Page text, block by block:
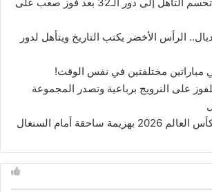
الرأس الأخضر يكتب التاريخ ويتأهل لدور
مباراتين مختلفتين في نفس الوقت!
على النرويج برباعية وتصدر المجموعة
ساحقة أمام السنغال